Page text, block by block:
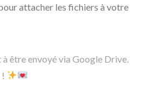
attacher les fichiers à votre
être envoyé via Google Drive.